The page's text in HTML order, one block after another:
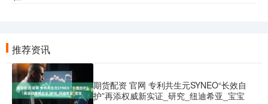
推荐资讯
期货配资 官网 专利共生元SYNEO“长效自
护”再添权威新实证_研究_纽迪希亚_宝宝